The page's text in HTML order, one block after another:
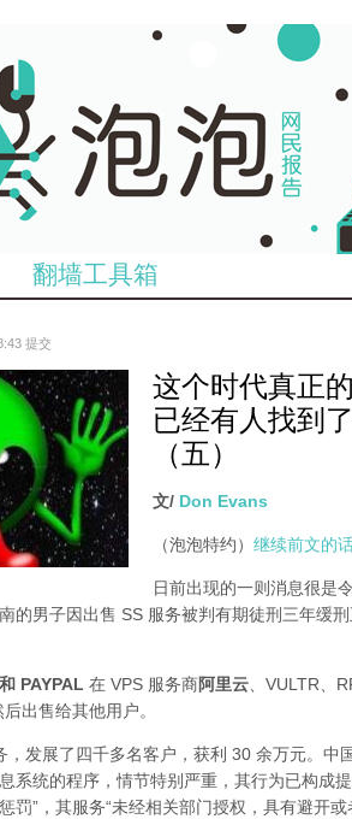
翻墙工具箱
提交
这个时代真正
已经有人找到
（五）
文/ Don Evans
（泡泡特约） 继续前文的
日前出现的一则消息很是
的男子因出售 SS 服务被判有期徒刑三年缓
PAYPAL 在 VPS 服务商阿里云 、VULTR、
出售给其他用户。
发展了四千多名客户，获利 30 余万元。中
系统的程序，情节特别严重，其行为已构成
罚”，其服务“未经相关部门授权，具有避开